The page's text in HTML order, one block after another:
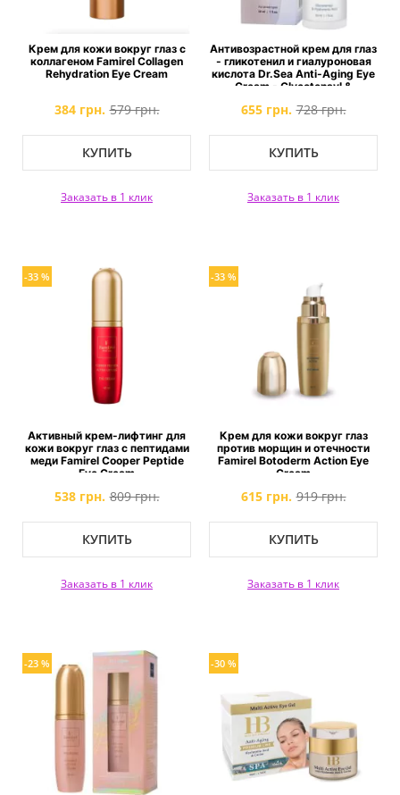
Крем для кожи вокруг глаз с
коллагеном Famirel Collagen
Rehydration Eye Cream
384 грн. 579 грн.
КУПИТЬ
Заказать в 1 клик
Антивозрастной крем для глаз
- гликотенил и гиалуроновая
кислота Dr.Sea Anti-Aging Eye
Cream - Glycotensyl &
655 грн. 728 грн.
КУПИТЬ
Заказать в 1 клик
-33 %
Активный крем-лифтинг для
кожи вокруг глаз с пептидами
меди Famirel Cooper Peptide
Eye Cream
538 грн. 809 грн.
КУПИТЬ
Заказать в 1 клик
-33 %
Крем для кожи вокруг глаз
против морщин и отечности
Famirel Botoderm Action Eye
Cream
615 грн. 919 грн.
КУПИТЬ
Заказать в 1 клик
-23 % -30 %